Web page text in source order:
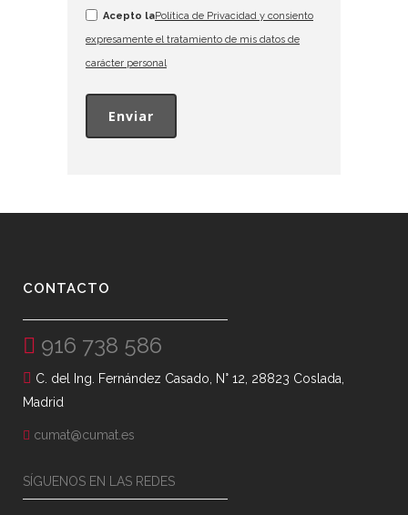
Acepto laPolítica de Privacidad y consiento
expresamente el tratamiento de mis datos de
carácter personal
CONTACTO
916 738 586
C. del Ing. Fernández Casado, N° 12, 28823 Coslada,
Madrid
cumat@cumat.es
SÍGUENOS EN LAS REDES